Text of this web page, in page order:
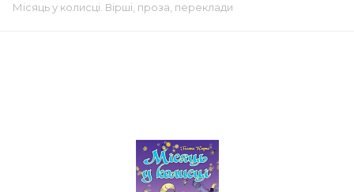
Місяць у колисці. Вірші, проза, переклади